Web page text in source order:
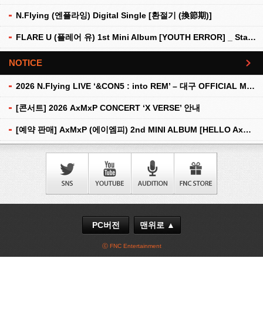
N.Flying (엔플라잉) Digital Single [환절기 (換節期)]
FLARE U (플레어 유) 1st Mini Album [YOUTH ERROR] _ Stationery Kit Ver.
NOTICE
2026 N.Flying LIVE ‘&CON5 : into REM’ – 대구 OFFICIAL MD 현장 판매 안내
[콘서트] 2026 AxMxP CONCERT ‘X VERSE’ 안내
[예약 판매] AxMxP (에이엠피) 2nd MINI ALBUM [HELLO AxMxP] 예약 판매 안내
더보기
PC버전 맨위로 ▲
ⓒ FNC Entertainment